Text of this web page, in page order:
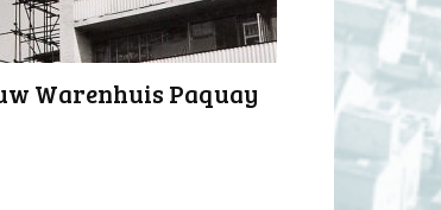
Warenhuis Paquay